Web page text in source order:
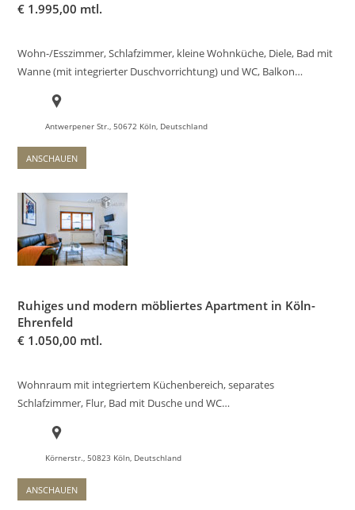
€ 1.995,00 mtl.
Wohn-/Esszimmer, Schlafzimmer, kleine Wohnküche, Diele, Bad mit
Wanne (mit integrierter Duschvorrichtung) und WC, Balkon…
Antwerpener Str., 50672 Köln, Deutschland
ANSCHAUEN
Ruhiges und modern möbliertes Apartment in Köln-
Ehrenfeld
€ 1.050,00 mtl.
Wohnraum mit integriertem Küchenbereich, separates
Schlafzimmer, Flur, Bad mit Dusche und WC…
Körnerstr., 50823 Köln, Deutschland
ANSCHAUEN